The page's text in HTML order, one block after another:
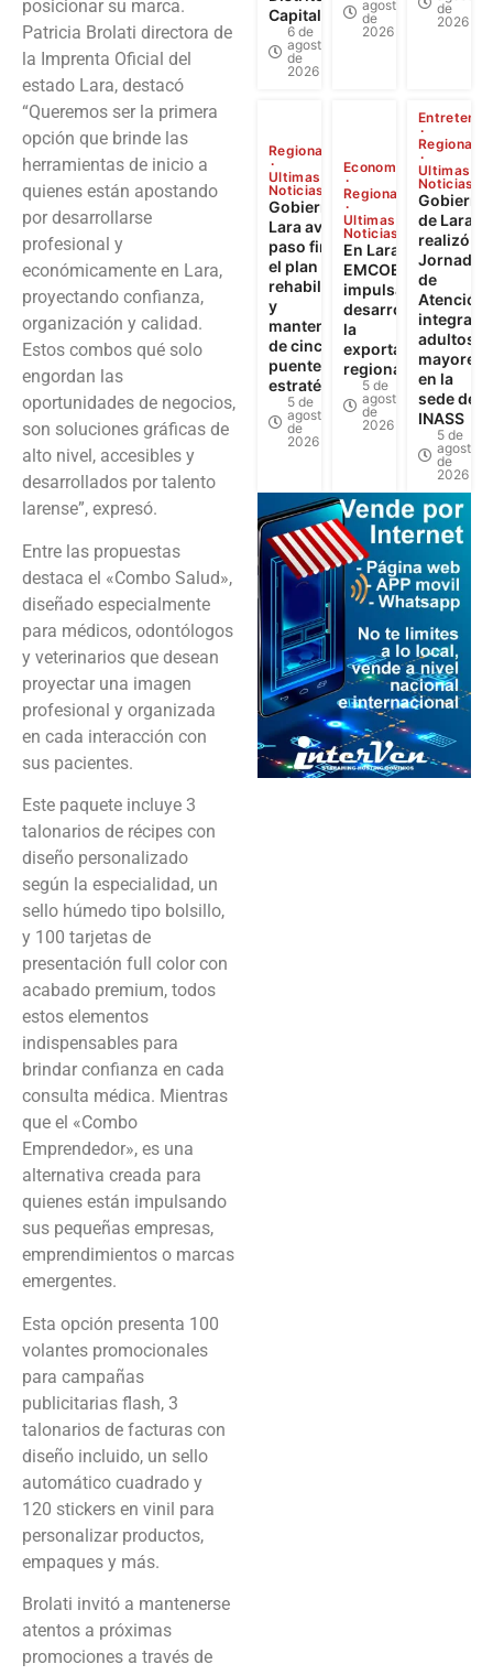
posicionar su marca.
Patricia Brolati directora de
la Imprenta Oficial del
estado Lara, destacó
“Queremos ser la primera
opción que brinde las
herramientas de inicio a
quienes están apostando
por desarrollarse
profesional y
económicamente en Lara,
proyectando confianza,
organización y calidad.
Estos combos qué solo
engordan las
oportunidades de negocios,
son soluciones gráficas de
alto nivel, accesibles y
desarrollados por talento
larense”, expresó.
Entre las propuestas
destaca el «Combo Salud»,
diseñado especialmente
para médicos, odontólogos
y veterinarios que desean
proyectar una imagen
profesional y organizada
en cada interacción con
sus pacientes.
Este paquete incluye 3
talonarios de récipes con
diseño personalizado
según la especialidad, un
sello húmedo tipo bolsillo,
y 100 tarjetas de
presentación full color con
acabado premium, todos
estos elementos
indispensables para
brindar confianza en cada
consulta médica. Mientras
que el «Combo
Emprendedor», es una
alternativa creada para
quienes están impulsando
sus pequeñas empresas,
emprendimientos o marcas
emergentes.
Esta opción presenta 100
volantes promocionales
para campañas
publicitarias flash, 3
talonarios de facturas con
diseño incluido, un sello
automático cuadrado y
120 stickers en vinil para
personalizar productos,
empaques y más.
Brolati invitó a mantenerse
atentos a próximas
promociones a través de
Capital
6 de
agosto
de
2026
agosto
de
2026
de
2026
Regional
Ultimas
Noticias
Gobierno de
Lara avanza a
paso firme en
el plan de
rehabilitación
y
mantenimiento
de cinco
puentes
estratégicos
5 de
agosto
de
2026
Economía
Regional
Ultimas
Noticias
En Lara:
EMCOEX
impulsa el
desarrollo y
la
exportación
regional
5 de
agosto
de
2026
Regional
Ultimas
Noticias
Gobierno
de Lara
realizó
Jornada
de
Atención
integral a
adultos
mayores
en la
sede del
INASS
5 de
agosto
de
2026